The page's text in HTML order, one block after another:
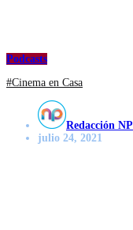
Podcasts
#Cinema en Casa
Redacción NP
julio 24, 2021